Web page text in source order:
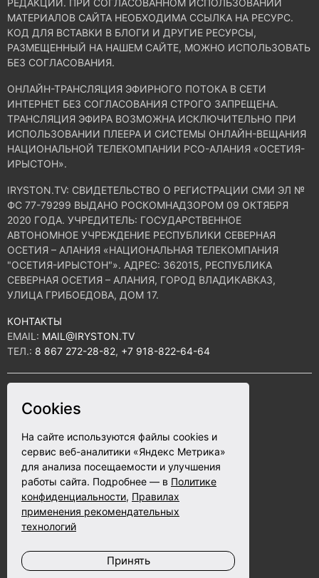
ЖИЗНЬ, СТАВШАЯ ЛЕГЕНДОЙ
МАТЕРИАЛОВ САЙТА НЕОБХОДИМА ССЫЛКА НА РЕСУРС.
КОД ДЛЯ ВСТАВКИ В БЛОГИ И ДРУГИЕ РЕСУРСЫ,
РАЗМЕЩЕННЫЙ НА НАШЕМ САЙТЕ, МОЖНО ИСПОЛЬЗОВАТЬ
БЕЗ СОГЛАСОВАНИЯ.
ОНЛАЙН-ТРАНСЛЯЦИЯ ЭФИРНОГО ПОТОКА В СЕТИ
ИНТЕРНЕТ БЕЗ СОГЛАСОВАНИЯ СТРОГО ЗАПРЕЩЕНА.
ТРАНСЛЯЦИЯ ЭФИРА ВОЗМОЖНА ИСКЛЮЧИТЕЛЬНО ПРИ
ИСПОЛЬЗОВАНИИ ПЛЕЕРА И СИСТЕМЫ ОНЛАЙН-ВЕЩАНИЯ
НАЦИОНАЛЬНОЙ ТЕЛЕКОМПАНИИ РСО-АЛАНИЯ «ОСЕТИЯ-
ИРЫСТОН».
IRYSTON.TV: CВИДЕТЕЛЬСТВО О РЕГИСТРАЦИИ СМИ ЭЛ №
ФС 77-79299 ВЫДАНО РОСКОМНАДЗОРОМ 09 ОКТЯБРЯ
2020 ГОДА. УЧРЕДИТЕЛЬ: ГОСУДАРСТВЕННОЕ
АВТОНОМНОЕ УЧРЕЖДЕНИЕ РЕСПУБЛИКИ СЕВЕРНАЯ
ОСЕТИЯ – АЛАНИЯ «НАЦИОНАЛЬНАЯ ТЕЛЕКОМПАНИЯ
"ОСЕТИЯ-ИРЫСТОН"». АДРЕС: 362015, РЕСПУБЛИКА
СЕВЕРНАЯ ОСЕТИЯ – АЛАНИЯ, ГОРОД ВЛАДИКАВКАЗ,
УЛИЦА ГРИБОЕДОВА, ДОМ 17.
КОНТАКТЫ
EMAIL: MAIL@IRYSTON.TV
ТЕЛ.: 8 867 272-28-82, +7 918-822-64-64
ПРАВИЛА ИСПОЛЬЗОВАНИЯ ФАЙЛОВ COOKIE
ПОЛЬЗОВАТЕЛЬСКОЕ СОГЛАШЕНИЕ
Разработка сайта - ABETA.ru
Cookies
На сайте используются файлы cookies и
сервис веб-аналитики «Яндекс Метрика»
для анализа посещаемости и улучшения
работы сайта. Подробнее — в Политике
конфиденциальности, Правилах
применения рекомендательных
технологий
Принять